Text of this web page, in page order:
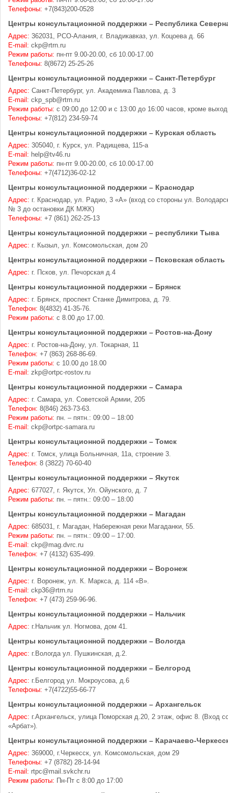
Телефоны: +7(843)200-0528
Центры консультационной поддержки – Республика
Адрес: 362031, РСО-Алания, г. Владикавказ, ул. Коцоева д. 66
E-mail: ckp@rtrn.ru
Режим работы: пн-пт 9.00-20.00, сб 10.00-17.00
Телефоны: 8(8672) 25-25-26
Центры консультационной поддержки – Санкт-Петербург
Адрес: Санкт-Петербург, ул. Академика Павлова, д. 3
E-mail: ckp_spb@rtrn.ru
Режим работы: с 09:00 до 12:00 и с 13:00 до 16:00 часов, кроме
Телефоны: +7(812) 234-59-74
Центры консультационной поддержки – Курская область
Адрес: 305040, г. Курск, ул. Радищева, 115-а
E-mail: help@tv46.ru
Режим работы: пн-пт 9.00-20.00, сб 10.00-17.00
Телефоны: +7(4712)36-02-12
Центры консультационной поддержки – Краснодар
Адрес: г. Краснодар, ул. Радио, 3 «А» (вход со стороны ул.
№ 3 до остановки ДК МЖК)
Телефоны: +7 (861) 262-25-13
Центры консультационной поддержки – республики Тыва
Адрес: г. Кызыл, ул. Комсомольская, дом 20
Центры консультационной поддержки – Псковская область
Адрес: г. Псков, ул. Печорская д.4
Центры консультационной поддержки – Брянск
Адрес: г. Брянск, проспект Станке Димитрова, д. 79.
Телефон: 8(4832) 41-35-76.
Режим работы: с 8.00 до 17.00.
Центры консультационной поддержки – Ростов-на-Дону
Адрес: г. Ростов-на-Дону, ул. Токарная, 11
Телефон: +7 (863) 268-86-69.
Режим работы: с 10.00 до 18.00
E-mail: zkp@ortpc-rostov.ru
Центры консультационной поддержки – Самара
Адрес: г. Самара, ул. Советской Армии, 205
Телефон: 8(846) 263-73-63.
Режим работы: пн. – пятн.: 09:00 – 18:00
E-mail: ckp@ortpc-samara.ru
Центры консультационной поддержки – Томск
Адрес: г. Томск, улица Больничная, 11а, строение 3.
Телефон: 8 (3822) 70-60-40
Центры консультационной поддержки – Якутск
Адрес: 677027, г. Якутск, Ул. Ойунского, д. 7
Режим работы: пн. – пятн.: 09:00 – 18:00
Центры консультационной поддержки – Магадан
Адрес: 685031, г. Магадан, Набережная реки Магаданки, 55.
Режим работы: пн. – пятн.: 09:00 – 17:00.
E-mail: ckp@mag.dvrc.ru
Телефон: +7 (4132) 635-499.
Центры консультационной поддержки – Воронеж
Адрес: г. Воронеж, ул. К. Маркса, д. 114 «B».
E-mail: ckp36@rtrn.ru
Телефон: +7 (473) 259-96-96.
Центры консультационной поддержки – Нальчик
Адрес: г.Нальчик ул. Ногмова, дом 41.
Центры консультационной поддержки – Вологда
Адрес: г.Вологда ул. Пушкинская, д.2.
Центры консультационной поддержки – Белгород
Адрес: г.Белгород ул. Мокроусова, д.6
Телефоны: +7(4722)55-66-77
Центры консультационной поддержки – Архангельск
Адрес: г.Архангельск, улица Поморская д.20, 2 этаж, офис 8. (Вход
«Арбат»).
Центры консультационной поддержки – Карачаево-
Адрес: 369000, г.Черкесск, ул. Комсомольская, дом 29
Телефоны: +7 (8782) 28-14-94
E-mail: rtpc@mail.svkchr.ru
Режим работы: Пн-Пт с 8:00 до 17:00